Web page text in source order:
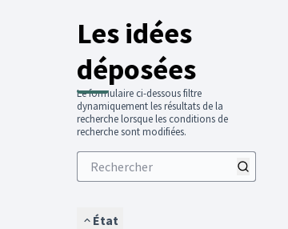
Les idées
déposées
Le formulaire ci-dessous filtre
dynamiquement les résultats de la
recherche lorsque les conditions de
recherche sont modifiées.
État